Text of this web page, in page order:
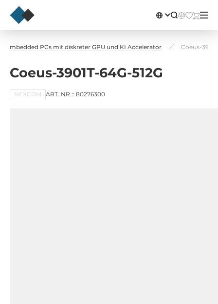
Embedded PCs mit diskreter GPU und KI Accelerator Coeus-
Coeus-3901T-64G-512G
NEXCOM ART. NR.:: 80276300